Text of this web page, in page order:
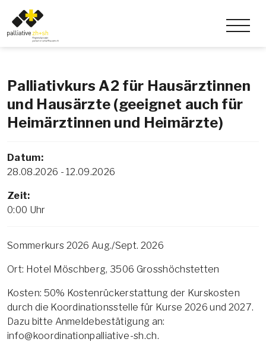
Palliativkurs A2 für Hausärztinnen
und Hausärzte (geeignet auch für
Heimärztinnen und Heimärzte)
Datum:
28.08.2026 - 12.09.2026
Zeit:
0:00 Uhr
Sommerkurs 2026 Aug./Sept. 2026
Ort: Hotel Möschberg, 3506 Grosshöchstetten
Kosten: 50% Kostenrückerstattung der Kurskosten
durch die Koordinationsstelle für Kurse 2026 und 2027.
Dazu bitte Anmeldebestätigung an:
info@koordinationpalliative-sh.ch.